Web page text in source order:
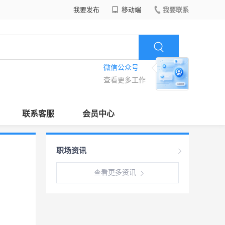
我要发布 移动端 我要联系
微信公众号
查看更多工作
联系客服 会员中心
职场资讯
查看更多资讯